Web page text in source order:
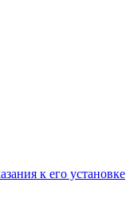
к его установке